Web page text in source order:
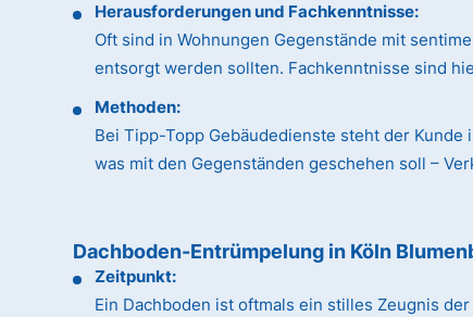
Herausforderungen und Fachkenntnisse:
Oft sind in Wohnungen Gegenstände mit
entsorgt werden sollten. Fachkenntnisse sind
Methoden:
Bei Tipp-Topp Gebäudedienste steht der
was mit den Gegenständen geschehen soll –
Dachboden-Entrümpelung in Köln
Zeitpunkt:
Ein Dachboden ist oftmals ein stilles Zeugnis